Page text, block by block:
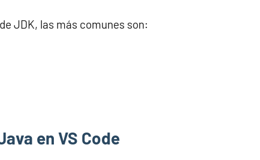
JDK, las más comunes son:
en VS Code